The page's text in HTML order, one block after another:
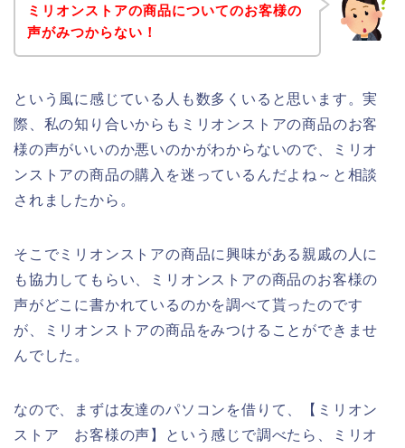
ミリオンストアの商品についてのお客様の
声がみつからない！
という風に感じている人も数多くいると思います。実
際、私の知り合いからもミリオンストアの商品のお客
様の声がいいのか悪いのかがわからないので、ミリオ
ンストアの商品の購入を迷っているんだよね～と相談
されましたから。
そこでミリオンストアの商品に興味がある親戚の人に
も協力してもらい、ミリオンストアの商品のお客様の
声がどこに書かれているのかを調べて貰ったのです
が、ミリオンストアの商品をみつけることができませ
んでした。
なので、まずは友達のパソコンを借りて、【ミリオン
ストア お客様の声】という感じで調べたら、ミリオ